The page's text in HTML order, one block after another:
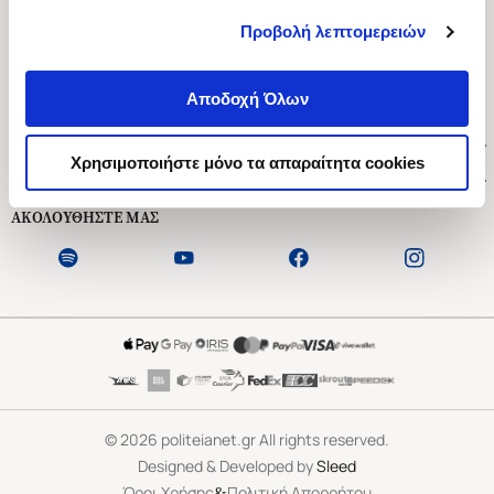
Προβολή λεπτομερειών
Αποδοχή Όλων
Χρησιμοποιήστε μόνο τα απαραίτητα cookies
Ασκληπιού 1-3, Αθήνα 106 79
Δευτέρα - Παρασκευή 09:00-21:00
Εξυπηρέτηση Πελατών
ΑΚΟΛΟΥΘΗΣΤΕ ΜΑΣ
©2026 politeianet.gr All rights reserved.
Designed & Developed bySleed